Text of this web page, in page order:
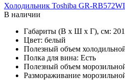
Холодильник Toshiba GR-
В наличии
Габариты (В х Ш х Г), см:
Цвет: белый
Полезный объем
Полка для вина: Есть
Полезный объем
Размораживание